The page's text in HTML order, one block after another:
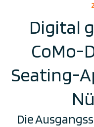
Digital
CoMo-
Seating-
Die